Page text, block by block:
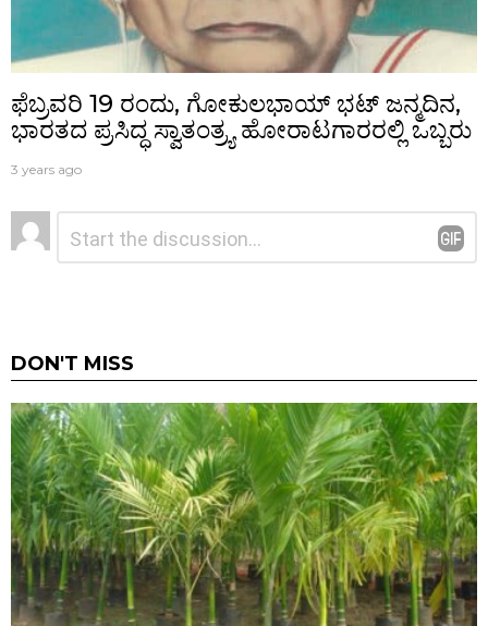
ಫೆಬ್ರವರಿ 19 ರಂದು, ಗೋಕುಲಭಾಯ್ ಭಟ್ ಜನ್ಮದಿನ,
ಭಾರತದ ಪ್ರಸಿದ್ಧ ಸ್ವಾತಂತ್ರ್ಯ ಹೋರಾಟಗಾರರಲ್ಲಿ ಒಬ್ಬರು
3 years ago
ನಿಮ್ಮದೊಂದು
ಉತ್ತರ
DON'T MISS